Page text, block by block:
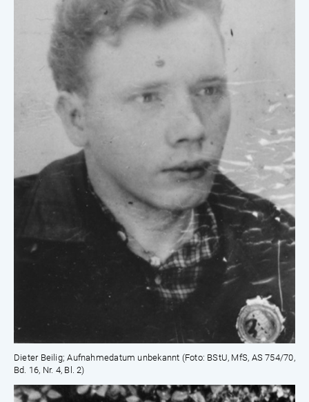
Dieter Beilig; Aufnahmedatum unbekannt (Foto: BStU, MfS, AS 754/70,
Bd. 16, Nr. 4, Bl. 2)